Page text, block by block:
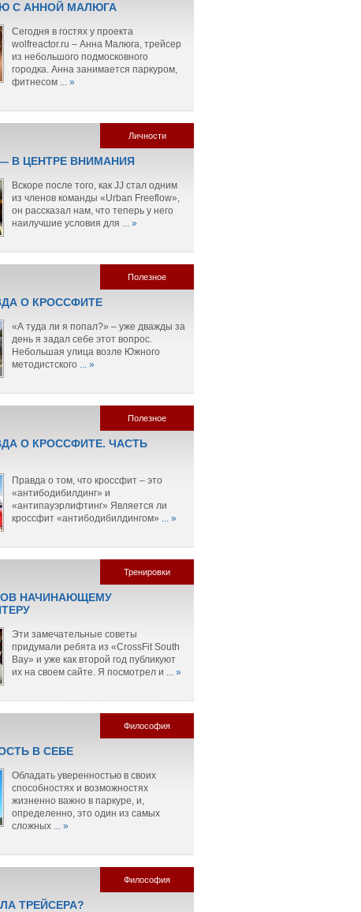
С АННОЙ МАЛЮГА
Сегодня в гостях у проекта
wolfreactor.ru – Анна Малюга, трейсер
из небольшого подмосковного
городка. Анна занимается паркуром,
фитнесом ... »
Личности
— В ЦЕНТРЕ ВНИМАНИЯ
Вскоре после того, как JJ стал одним
из членов команды «Urban Freeflow»,
он рассказал нам, что теперь у него
наилучшие условия для ... »
Полезное
О КРОССФИТЕ
«А туда ли я попал?» – уже дважды за
день я задал себе этот вопрос.
Небольшая улица возле Южного
методистского ... »
Полезное
О КРОССФИТЕ. ЧАСТЬ
Правда о том, что кроссфит – это
«антибодибилдинг» и
«антипауэрлифтинг» Является ли
кроссфит «антибодибилдингом» ... »
Тренировки
НАЧИНАЮЩЕМУ
Эти замечательные советы
придумали ребята из «CrossFit South
Bay» и уже как второй год публикуют
их на своем сайте. Я посмотрел и ... »
Философия
В СЕБЕ
Обладать уверенностью в своих
способностях и возможностях
жизненно важно в паркуре, и,
определенно, это один из самых
сложных ... »
Философия
ТРЕЙСЕРА?